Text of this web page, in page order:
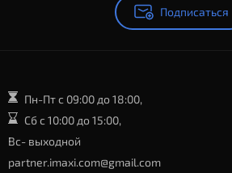
Подписаться
Пн-Пт с 09:00 до 18:00,
Сб с 10:00 до 15:00,
Вс- выходной
partner.imaxi.com@gmail.com